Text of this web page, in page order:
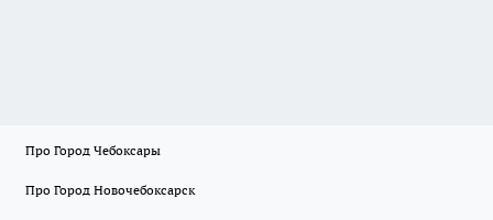
Про Город Чебоксары
Про Город Новочебоксарск